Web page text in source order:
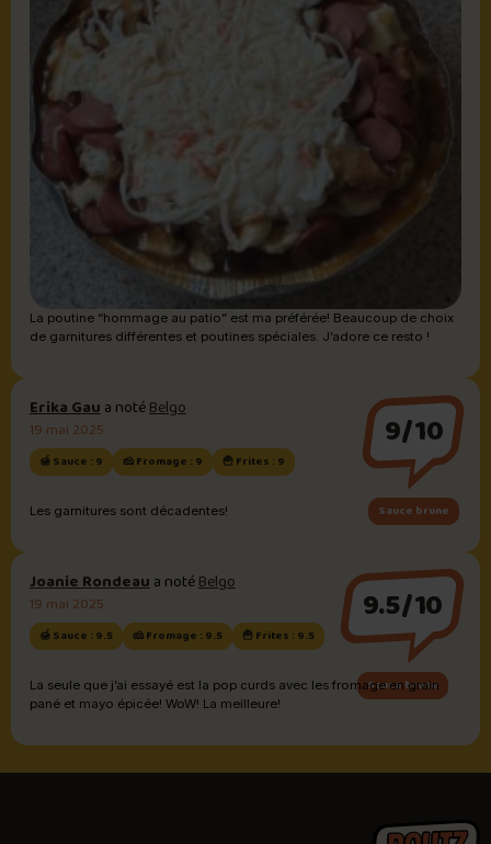
La poutine “hommage au patio” est ma préférée! Beaucoup de choix
de garnitures différentes et poutines spéciales. J’adore ce resto !
Erika Gaua notéBelgo
19 mai 2025
🍯 Sauce : 9 🧀 Fromage : 9 🍟 Frites : 9
9/10
Sauce brune
Les garnitures sont décadentes!
Joanie Rondeaua notéBelgo
19 mai 2025
🍯 Sauce : 9.5 🧀 Fromage : 9.5 🍟 Frites : 9.5
9.5/10
Sauce brune
La seule que j’ai essayé est la pop curds avec les fromage en grain
pané et mayo épicée! WoW! La meilleure!